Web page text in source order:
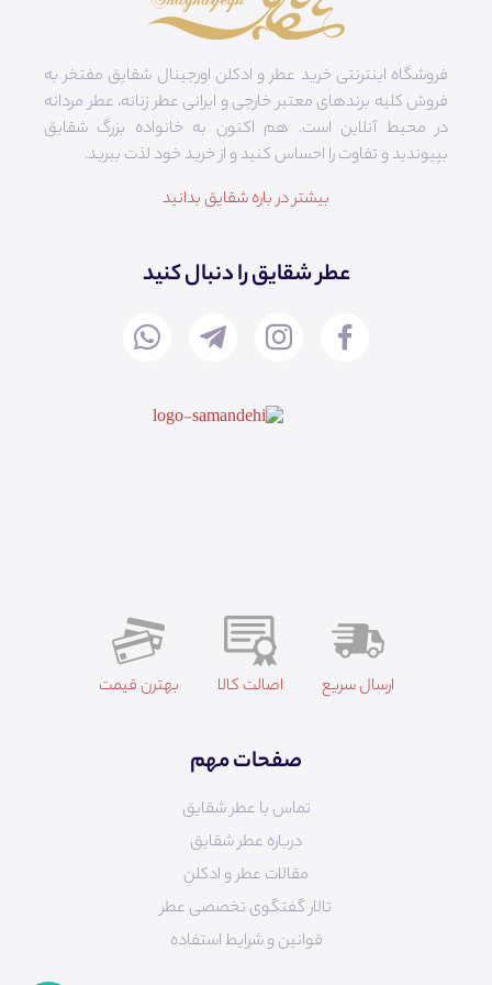
فروشگاه اینترنتی خرید عطر و ادکلن اورجینال شقایق مفتخر به
فروش کلیه برندهای معتبر خارجی و ایرانی عطر زنانه، عطر مردانه
در محیط آنلاین است. هم‌ اکنون به خانواده بزرگ شقایق
بپیوندید و تفاوت را احساس کنید و از خرید خود لذت ببرید.
بیشتر در باره شقایق بدانید
عطر شقایق را دنبال کنید
ارسال سریع اصالت کالا بهترن قیمت
صفحات مهم
تماس با عطر شقایق
درباره عطر شقایق
مقالات عطر و ادکلن
تالار گفتگوی تخصصی عطر
قوانین و شرایط استفاده